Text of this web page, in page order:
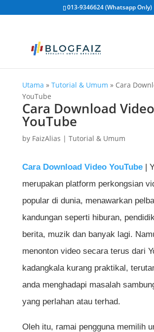
013-9346624 (Whatsapp Only)
Utama » Tutorial & Umum » Cara
YouTube
Cara Download Video
YouTube
by FaizAlias | Tutorial & Umum
Cara Download Video YouTube|
merupakan platform perkongsian
popular di dunia, menawarkan
kandungan seperti hiburan,
berita, muzik dan banyak lagi.
menonton video secara terus dari
kadangkala kurang praktikal,
anda menghadapi masalah
yang perlahan atau terhad.
Oleh itu, ramai pengguna memilih